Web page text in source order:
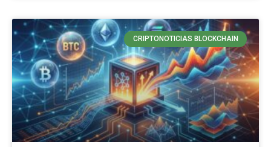
CRIPTONOTICIAS BLOCKCHAIN